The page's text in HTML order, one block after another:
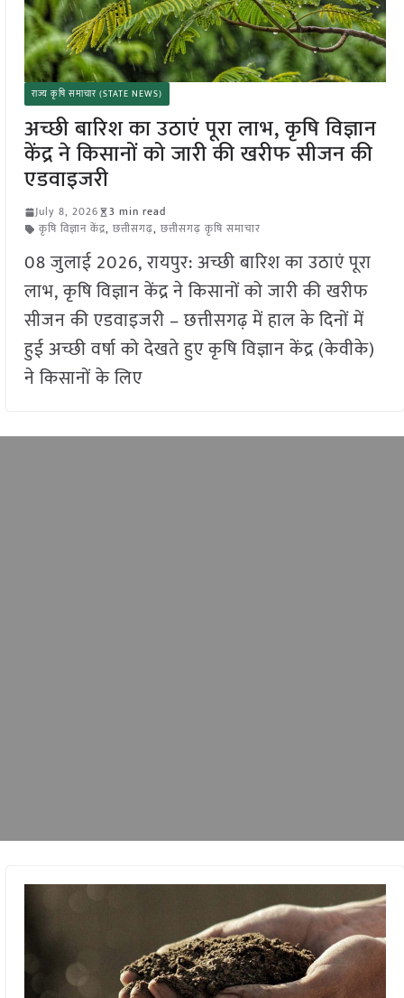
राज्य कृषि समाचार (STATE NEWS)
अच्छी बारिश का उठाएं पूरा लाभ, कृषि विज्ञान
केंद्र ने किसानों को जारी की खरीफ सीजन की
एडवाइजरी
July 8, 2026
3 min read
कृषि विज्ञान केंद्र, छत्तीसगढ़, छत्तीसगढ़ कृषि समाचार
08 जुलाई 2026, रायपुर: अच्छी बारिश का उठाएं पूरा
लाभ, कृषि विज्ञान केंद्र ने किसानों को जारी की खरीफ
सीजन की एडवाइजरी – छत्तीसगढ़ में हाल के दिनों में
हुई अच्छी वर्षा को देखते हुए कृषि विज्ञान केंद्र (केवीके)
ने किसानों के लिए